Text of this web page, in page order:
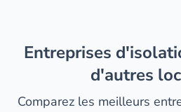
entreprises d'isolation du sol dans
d'autres
Comparez les meilleurs